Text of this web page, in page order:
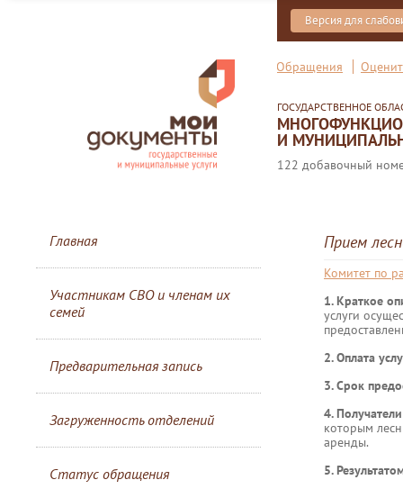
Версия для
Обращения
ГОСУДАРСТВЕННОЕ
И
122 добавочный
Главная
Участникам СВО и членам их
семей
Предварительная запись
Загруженность отделений
Статус обращения
Прием
Комитет по
1. Краткое
услуги
2. Оплата
3. Срок
4.
которым
аренды.
5.